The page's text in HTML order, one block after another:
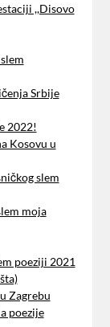
,,Disovo
Srbije
2022!
Kosovu u
slem
moja
poeziji 2021
Zagrebu
poezije